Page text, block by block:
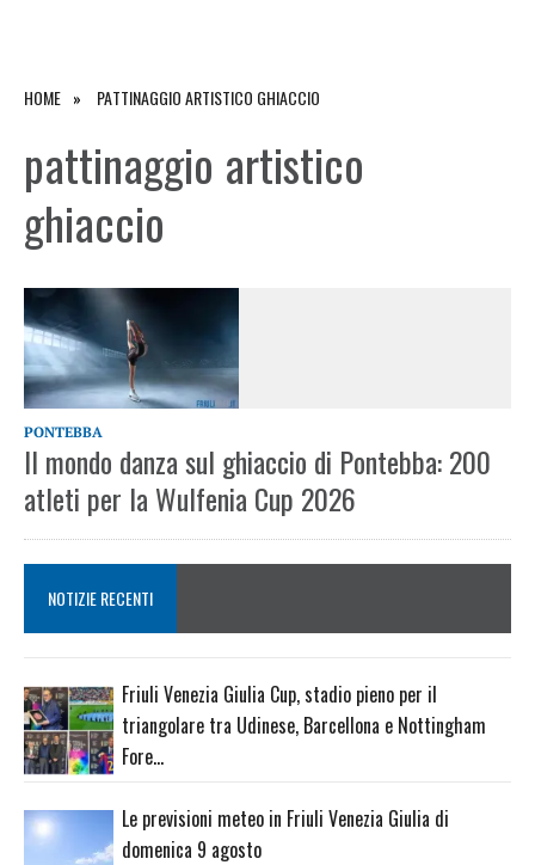
HOME PATTINAGGIO ARTISTICO GHIACCIO
pattinaggio artistico
ghiaccio
PONTEBBA
Il mondo danza sul ghiaccio di Pontebba: 200
atleti per la Wulfenia Cup 2026
NOTIZIE RECENTI
Friuli Venezia Giulia Cup, stadio pieno per il
triangolare tra Udinese, Barcellona e Nottingham
Fore…
Le previsioni meteo in Friuli Venezia Giulia di
domenica 9 agosto